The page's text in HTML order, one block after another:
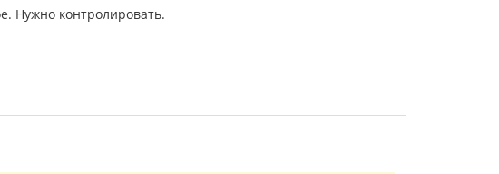
Нужно контролировать.